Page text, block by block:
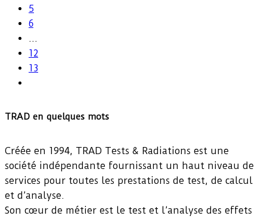
5
6
…
12
13
TRAD en quelques mots
Créée en 1994, TRAD Tests & Radiations est une
société indépendante fournissant un haut niveau de
services pour toutes les prestations de test, de calcul
et d’analyse.
Son cœur de métier est le test et l’analyse des effets